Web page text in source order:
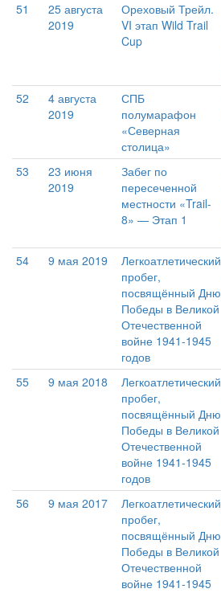
51
25 августа
2019
Ореховый Трейл.
VI этап Wild Trail
Cup
52
4 августа
2019
СПБ
полумарафон
«Северная
столица»
53
23 июня
2019
Забег по
пересеченной
местности «Trail-
8» — Этап 1
54 9 мая 2019
Легкоатлетический
пробег,
посвящённый Дню
Победы в Великой
Отечественной
войне 1941-1945
годов
55 9 мая 2018
Легкоатлетический
пробег,
посвящённый Дню
Победы в Великой
Отечественной
войне 1941-1945
годов
56 9 мая 2017
Легкоатлетический
пробег,
посвящённый Дню
Победы в Великой
Отечественной
войне 1941-1945